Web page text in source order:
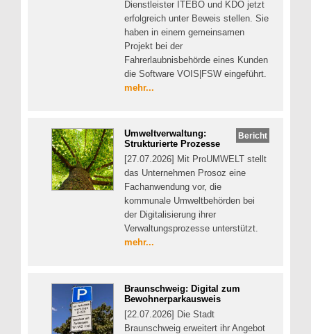
Dienstleister ITEBO und KDO jetzt
erfolgreich unter Beweis stellen. Sie
haben in einem gemeinsamen
Projekt bei der
Fahrerlaubnisbehörde eines Kunden
die Software VOIS|FSW eingeführt.
mehr...
Bericht
Umweltverwaltung:
Strukturierte Prozesse
[27.07.2026] Mit ProUMWELT stellt
das Unternehmen Prosoz eine
Fachanwendung vor, die
kommunale Umweltbehörden bei
der Digitalisierung ihrer
Verwaltungsprozesse unterstützt.
mehr...
Braunschweig: Digital zum
Bewohnerparkausweis
[22.07.2026] Die Stadt
Braunschweig erweitert ihr Angebot